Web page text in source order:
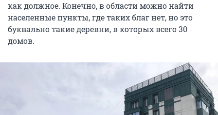
как должное. Конечно, в области можно найти
населенные пункты, где таких благ нет, но это
буквально такие деревни, в которых всего 30
домов.